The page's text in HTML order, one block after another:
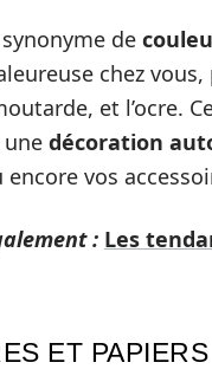
de
chez
et l’ocre.
décoration
vos
: Les
ET